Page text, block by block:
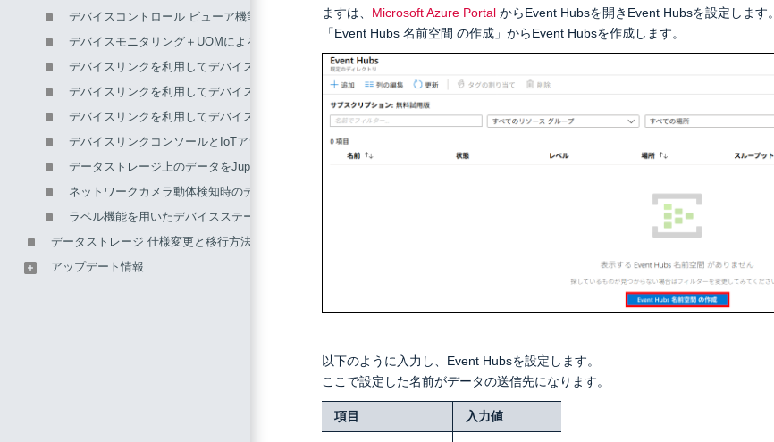
ますは、 Microsoft Azure Portal からEvent Hubsを開きEvent Hubsを設定します。
「Event Hubs 名前空間 の作成」からEvent Hubsを作成します。
以下のように入力し、Event Hubsを設定します。
ここで設定した名前がデータの送信先になります。
項目 入力値
デバイスコントロール ビューア機能を用いたデバイスへのリモートアクセス
デバイスモニタリング＋UOMによる障害時自動架電
デバイスリンクを利用してデバイスに SSH ログインする
デバイスリンクを利用してデバイスに TLS 接続する
デバイスリンクを利用してデバイスにリモートデスクトップ接続する
デバイスリンクコンソールとIoTアカウントを利用してリモートアクセス環境を提供する
データストレージ上のデータをJupyter Notebookで統計解析
ネットワークカメラ動体検知時のデバイスモニタリング通知およびストレージ録画
ラベル機能を用いたデバイスステート(状態)管理
データストレージ 仕様変更と移行方法のご案内
アップデート情報